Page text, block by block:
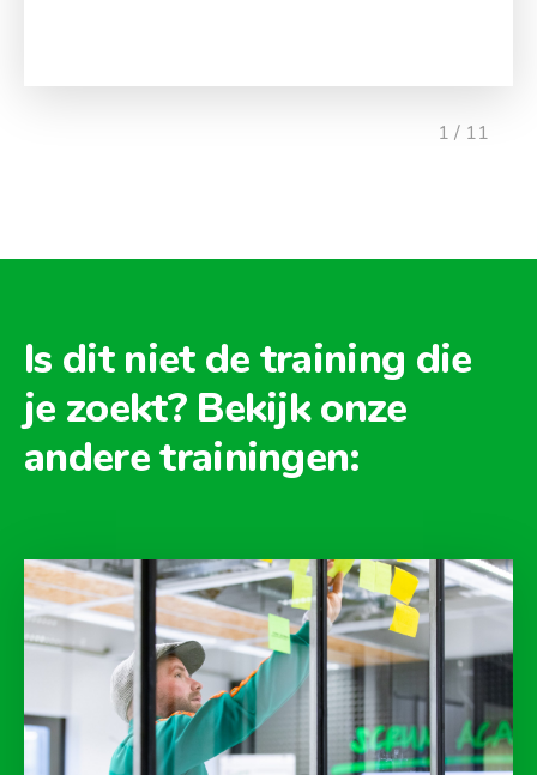
1 / 11
Is dit niet de training die
je zoekt? Bekijk onze
andere trainingen: